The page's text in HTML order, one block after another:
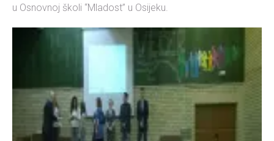
u Osnovnoj školi “Mladost” u Osijeku.